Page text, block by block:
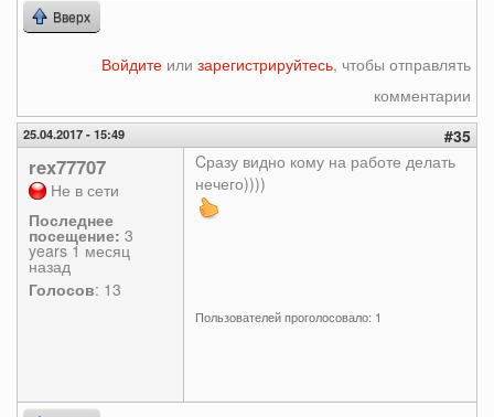
Вверх
Войдите или зарегистрируйтесь, чтобы отправлять
комментарии
25.04.2017 - 15:49 #35
rex77707
Не в сети
Последнее
посещение: 3
years 1 месяц
назад
Голосов: 13
Cразу видно кому на работе делать
нечего))))
Пользователей проголосовало: 1